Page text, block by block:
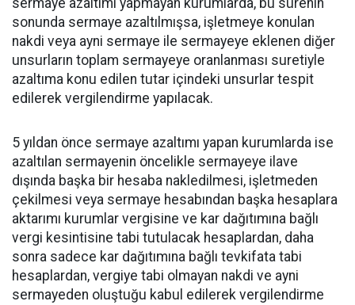
sermaye azaltımı yapmayan kurumlarda, bu sürenin
sonunda sermaye azaltılmışsa, işletmeye konulan
nakdi veya ayni sermaye ile sermayeye eklenen diğer
unsurların toplam sermayeye oranlanması suretiyle
azaltıma konu edilen tutar içindeki unsurlar tespit
edilerek vergilendirme yapılacak.
5 yıldan önce sermaye azaltımı yapan kurumlarda ise
azaltılan sermayenin öncelikle sermayeye ilave
dışında başka bir hesaba nakledilmesi, işletmeden
çekilmesi veya sermaye hesabından başka hesaplara
aktarımı kurumlar vergisine ve kar dağıtımına bağlı
vergi kesintisine tabi tutulacak hesaplardan, daha
sonra sadece kar dağıtımına bağlı tevkifata tabi
hesaplardan, vergiye tabi olmayan nakdi ve ayni
sermayeden oluştuğu kabul edilerek vergilendirme